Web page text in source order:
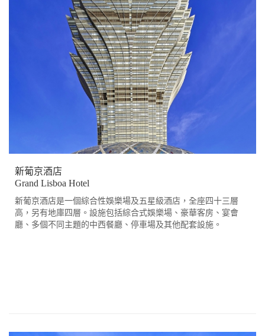
新葡京酒店
Grand Lisboa Hotel
新葡京酒店是一個綜合性娛樂場及五星級酒店，全座四十三層
高，另有地庫四層。設施包括綜合式娛樂場、豪華客房、宴會
廳、多個不同主題的中西餐廳、停車場及其他配套設施。